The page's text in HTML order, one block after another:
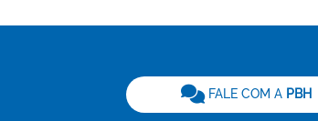
FALE COM A PBH